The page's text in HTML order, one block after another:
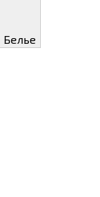
Белье